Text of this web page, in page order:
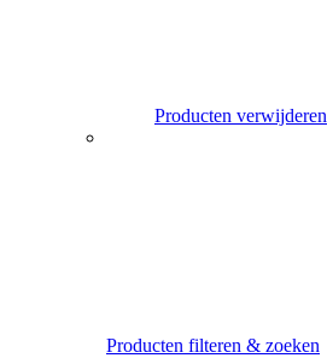
Producten verwijderen
Producten filteren & zoeken